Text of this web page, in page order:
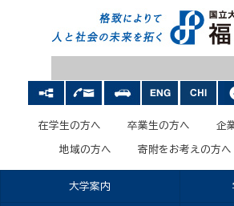
在学生の方へ 卒業生の方へ 企
地域の方へ 寄附をお考えの方へ
大学案内